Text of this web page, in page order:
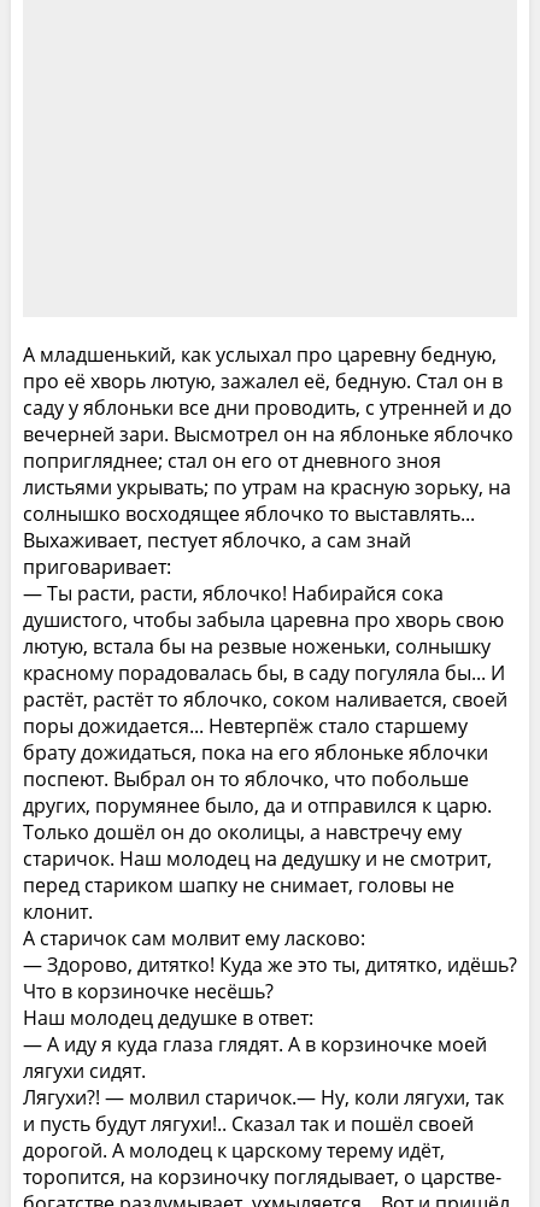
А младшенький, как услыхал про царевну бедную,
про её хворь лютую, зажалел её, бедную. Стал он в
саду у яблоньки все дни проводить, с утренней и до
вечерней зари. Высмотрел он на яблоньке яблочко
попригляднее; стал он его от дневного зноя
листьями укрывать; по утрам на красную зорьку, на
солнышко восходящее яблочко то выставлять...
Выхаживает, пестует яблочко, а сам знай
приговаривает:
— Ты расти, расти, яблочко! Набирайся сока
душистого, чтобы забыла царевна про хворь свою
лютую, встала бы на резвые ноженьки, солнышку
красному порадовалась бы, в саду погуляла бы... И
растёт, растёт то яблочко, соком наливается, своей
поры дожидается... Невтерпёж стало старшему
брату дожидаться, пока на его яблоньке яблочки
поспеют. Выбрал он то яблочко, что побольше
других, порумянее было, да и отправился к царю.
Только дошёл он до околицы, а навстречу ему
старичок. Наш молодец на дедушку и не смотрит,
перед стариком шапку не снимает, головы не
клонит.
А старичок сам молвит ему ласково:
— Здорово, дитятко! Куда же это ты, дитятко, идёшь?
Что в корзиночке несёшь?
Наш молодец дедушке в ответ:
— А иду я куда глаза глядят. А в корзиночке моей
лягухи сидят.
Лягухи?! — молвил старичок.— Ну, коли лягухи, так
и пусть будут лягухи!.. Сказал так и пошёл своей
дорогой. А молодец к царскому терему идёт,
торопится, на корзиночку поглядывает, о царстве-